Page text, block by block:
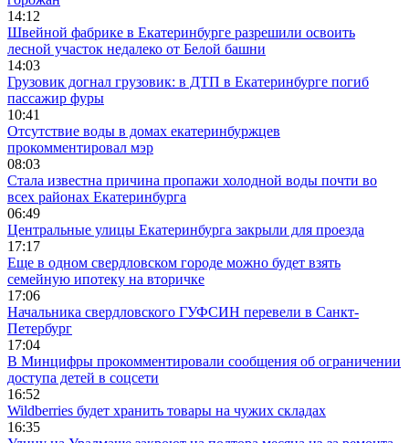
14:12
Швейной фабрике в Екатеринбурге разрешили освоить
лесной участок недалеко от Белой башни
14:03
Грузовик догнал грузовик: в ДТП в Екатеринбурге погиб
пассажир фуры
10:41
Отсутствие воды в домах екатеринбуржцев
прокомментировал мэр
08:03
Стала известна причина пропажи холодной воды почти во
всех районах Екатеринбурга
06:49
Центральные улицы Екатеринбурга закрыли для проезда
17:17
Еще в одном свердловском городе можно будет взять
семейную ипотеку на вторичке
17:06
Начальника свердловского ГУФСИН перевели в Санкт-
Петербург
17:04
В Минцифры прокомментировали сообщения об ограничении
доступа детей в соцсети
16:52
Wildberries будет хранить товары на чужих складах
16:35